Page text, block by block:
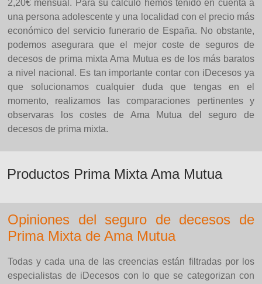
2,20€ mensual. Para su cálculo hemos tenido en cuenta a
una persona adolescente y una localidad con el precio más
económico del servicio funerario de España. No obstante,
podemos asegurara que el mejor coste de seguros de
decesos de prima mixta Ama Mutua es de los más baratos
a nivel nacional. Es tan importante contar con iDecesos ya
que solucionamos cualquier duda que tengas en el
momento, realizamos las comparaciones pertinentes y
observaras los costes de Ama Mutua del seguro de
decesos de prima mixta.
Productos Prima Mixta Ama Mutua
Opiniones del seguro de decesos de
Prima Mixta de Ama Mutua
Todas y cada una de las creencias están filtradas por los
especialistas de iDecesos con lo que se categorizan con